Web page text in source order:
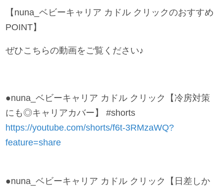
【nuna_ベビーキャリア カドル クリックのおすすめ
POINT】
ぜひこちらの動画をご覧ください♪
●nuna_ベビーキャリア カドル クリック【冷房対策
にも◎キャリアカバー】 #shorts
https://youtube.com/shorts/f6t-3RMzaWQ?
feature=share
●nuna_ベビーキャリア カドル クリック【日差しか